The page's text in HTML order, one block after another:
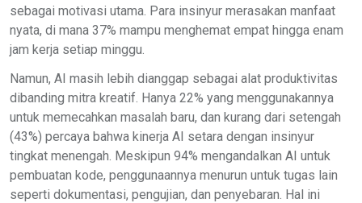
sebagai motivasi utama. Para insinyur merasakan manfaat
nyata, di mana 37% mampu menghemat empat hingga enam
jam kerja setiap minggu.
Namun, AI masih lebih dianggap sebagai alat produktivitas
dibanding mitra kreatif. Hanya 22% yang menggunakannya
untuk memecahkan masalah baru, dan kurang dari setengah
(43%) percaya bahwa kinerja AI setara dengan insinyur
tingkat menengah. Meskipun 94% mengandalkan AI untuk
pembuatan kode, penggunaannya menurun untuk tugas lain
seperti dokumentasi, pengujian, dan penyebaran. Hal ini